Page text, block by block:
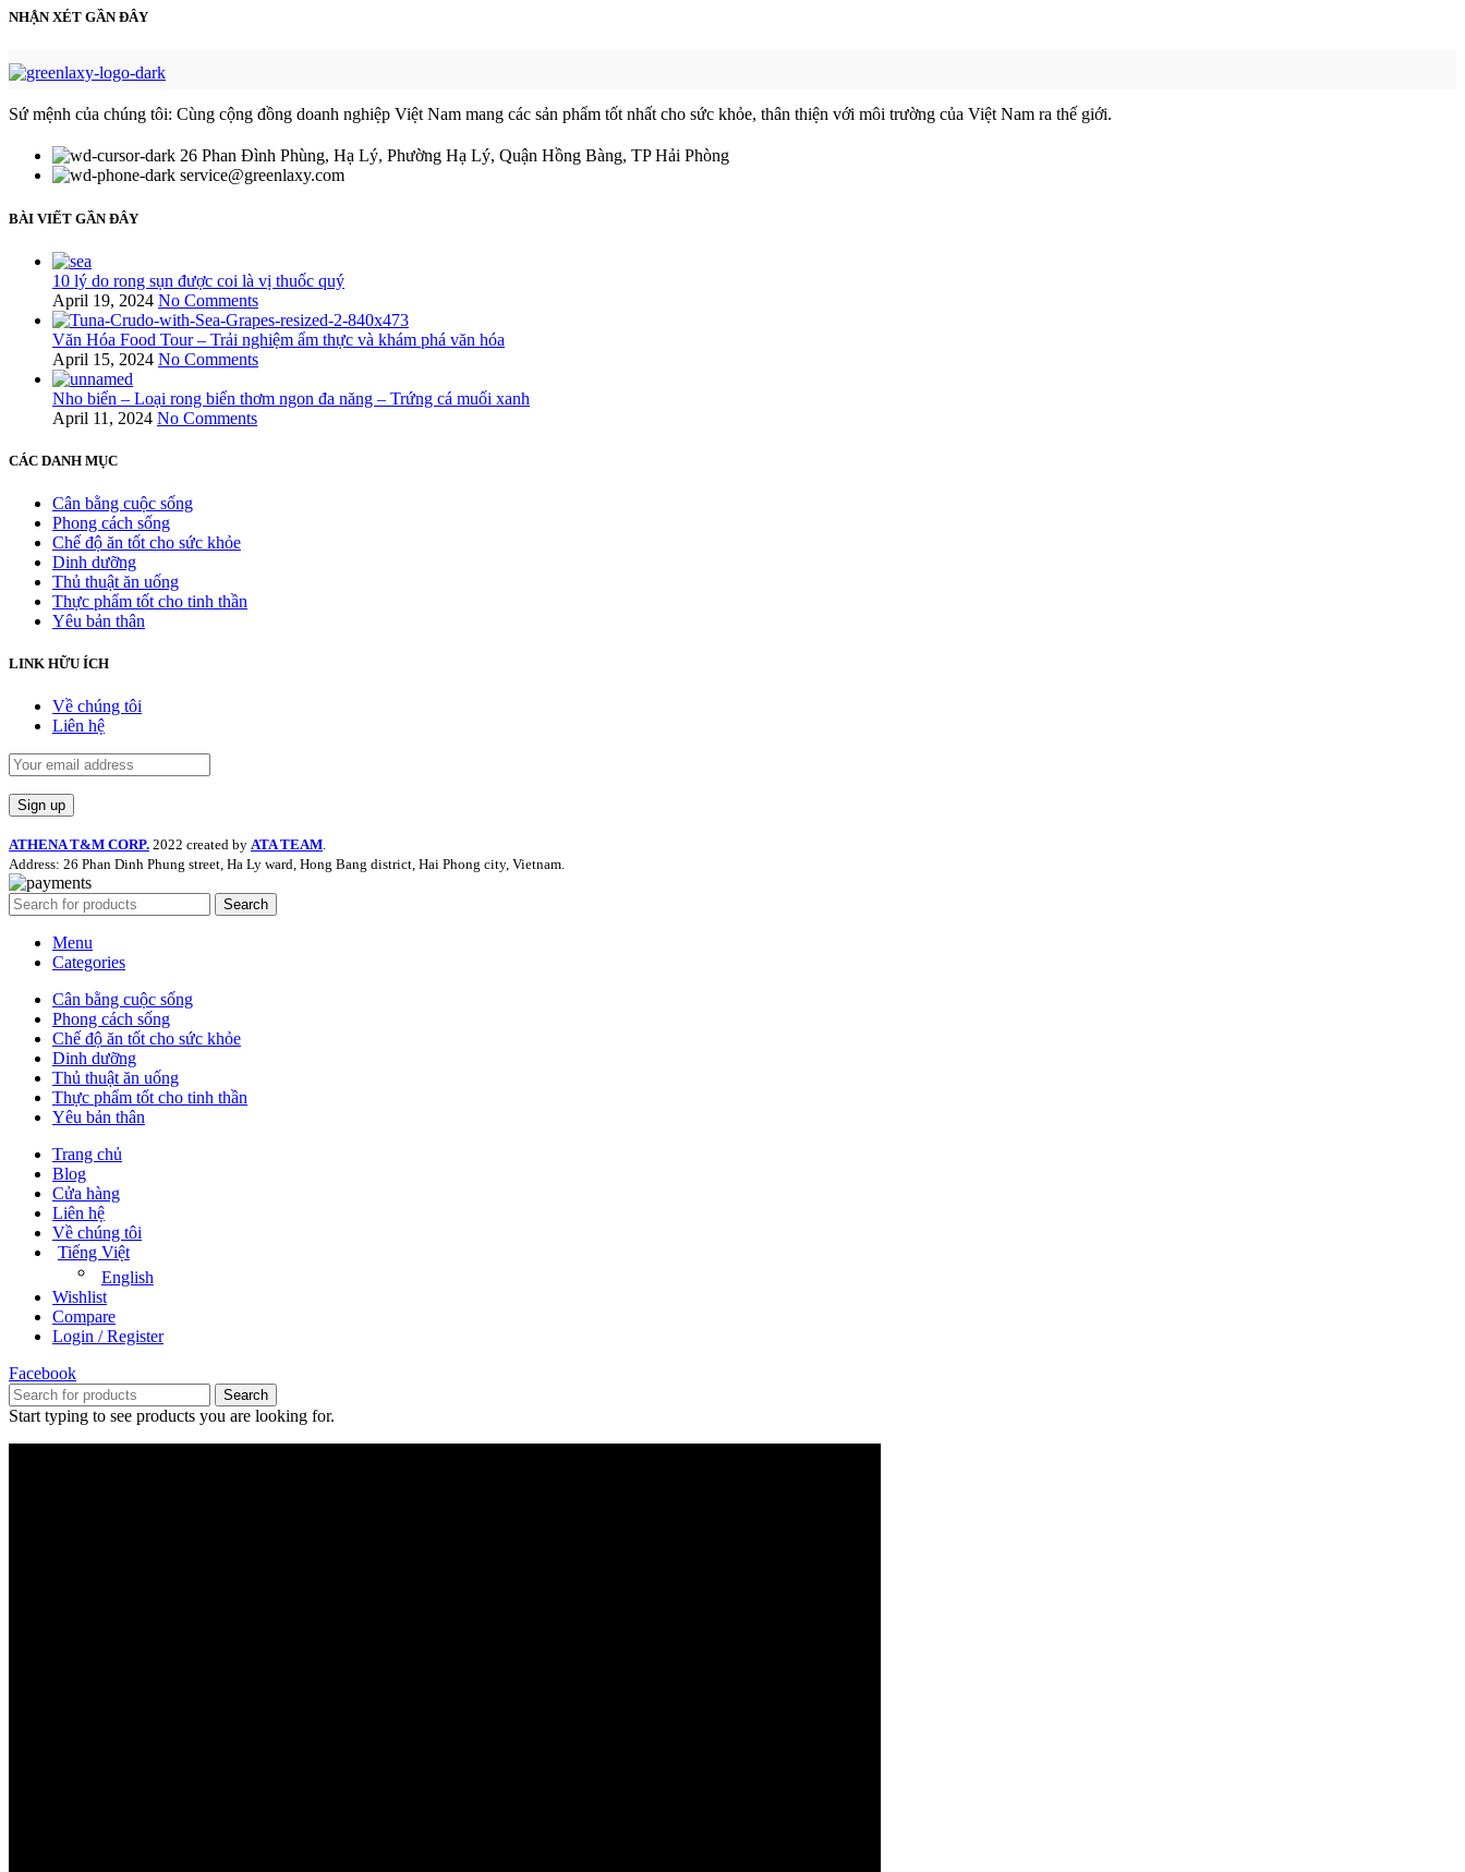
NHẬN XÉT GẦN ĐÂY
Sứ mệnh của chúng tôi: Cùng cộng đồng doanh nghiệp Việt Nam mang các sản phẩm tốt nhất cho sức khỏe, thân thiện với môi trường của Việt Nam ra thế giới.
26 Phan Đình Phùng, Hạ Lý, Phường Hạ Lý, Quận Hồng Bàng, TP Hải Phòng
service@greenlaxy.com
BÀI VIẾT GẦN ĐÂY
10 lý do rong sụn được coi là vị thuốc quý
April 19, 2024 No Comments
Văn Hóa Food Tour – Trải nghiệm ẩm thực và khám phá văn hóa
April 15, 2024 No Comments
Nho biển – Loại rong biển thơm ngon đa năng – Trứng cá muối xanh
April 11, 2024 No Comments
CÁC DANH MỤC
Cân bằng cuộc sống
Phong cách sống
Chế độ ăn tốt cho sức khỏe
Dinh dưỡng
Thủ thuật ăn uống
Thực phẩm tốt cho tinh thần
Yêu bản thân
LINK HỮU ÍCH
Về chúng tôi
Liên hệ
ATHENA T&M CORP. 2022 created by ATA TEAM.
Address: 26 Phan Dinh Phung street, Ha Ly ward, Hong Bang district, Hai Phong city, Vietnam.
Search
Menu
Categories
Cân bằng cuộc sống
Phong cách sống
Chế độ ăn tốt cho sức khỏe
Dinh dưỡng
Thủ thuật ăn uống
Thực phẩm tốt cho tinh thần
Yêu bản thân
Trang chủ
Blog
Cửa hàng
Liên hệ
Về chúng tôi
Tiếng Việt
English
Wishlist
Compare
Login / Register
Facebook
Search
Start typing to see products you are looking for.